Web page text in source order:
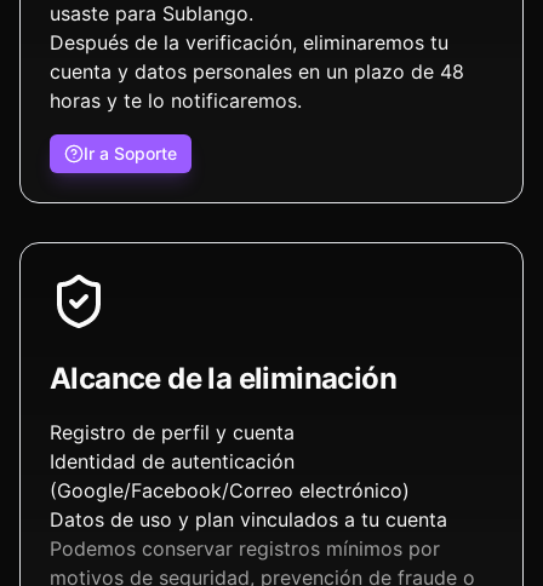
usaste para Sublango.
Después de la verificación, eliminaremos tu
cuenta y datos personales en un plazo de 48
horas y te lo notificaremos.
Ir a Soporte
Alcance de la eliminación
Registro de perfil y cuenta
Identidad de autenticación
(Google/Facebook/Correo electrónico)
Datos de uso y plan vinculados a tu cuenta
Podemos conservar registros mínimos por
motivos de seguridad, prevención de fraude o